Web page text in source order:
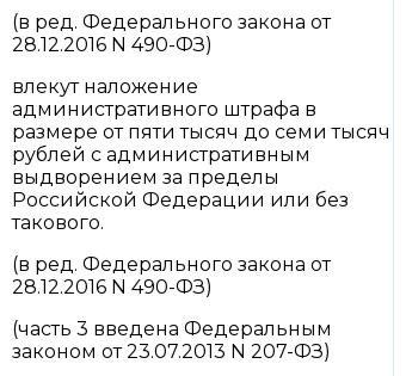
(в ред. Федерального закона от
28.12.2016 N 490-ФЗ)
влекут наложение
административного штрафа в
размере от пяти тысяч до семи тысяч
рублей с административным
выдворением за пределы
Российской Федерации или без
такового.
(в ред. Федерального закона от
28.12.2016 N 490-ФЗ)
(часть 3 введена Федеральным
законом от 23.07.2013 N 207-ФЗ)